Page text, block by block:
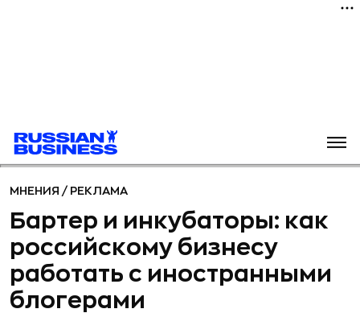
МНЕНИЯ / РЕКЛАМА
Бартер и инкубаторы: как
российскому бизнесу
работать с иностранными
блогерами